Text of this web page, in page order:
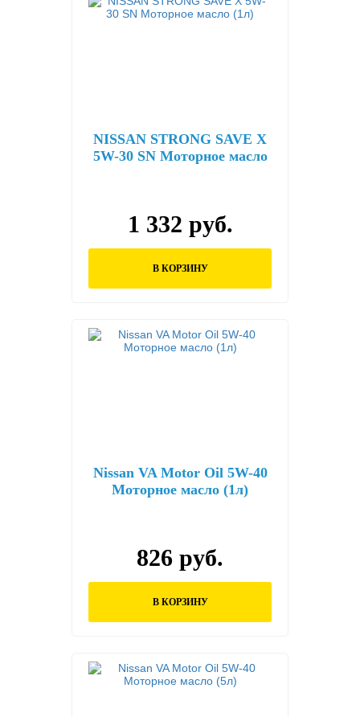
NISSAN STRONG SAVE X
5W-30 SN Моторное масло
1 332 руб.
В КОРЗИНУ
Nissan VA Motor Oil 5W-40
Моторное масло (1л)
826 руб.
В КОРЗИНУ